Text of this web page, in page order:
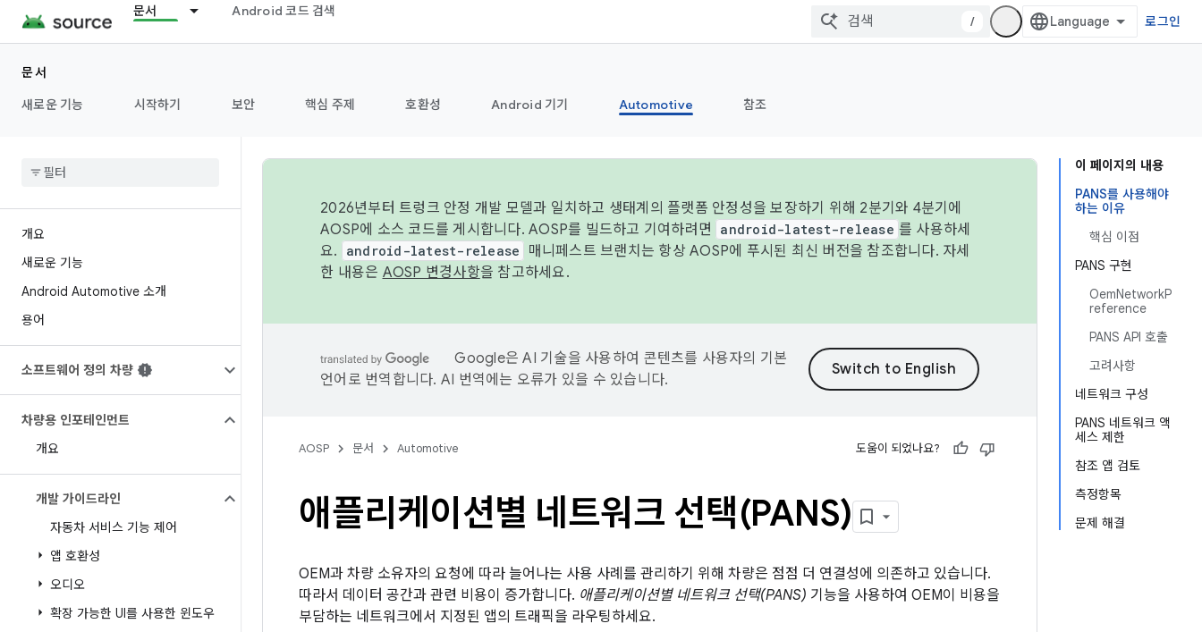
문서 Android 코드 검색
/ 로그인
문서
새로운 기능
시작하기 보안 핵심 주제 호환성 Android 기기 Automotive 참조
개요
새로운 기능
Android Automotive 소개
용어
소프트웨어 정의 차량
차량용 인포테인먼트
개요
개발 가이드라인
자동차 서비스 기능 제어
앱 호환성
오디오
확장 가능한 UI를 사용한 윈도우
이 페이지의 내용
PANS를 사용해야
하는 이유
핵심 이점
PANS 구현
OemNetworkP
reference
PANS API 호출
고려사항
네트워크 구성
PANS 네트워크 액
세스 제한
참조 앱 검토
측정항목
문제 해결
2026년부터 트렁크 안정 개발 모델과 일치하고 생태계의 플랫폼 안정성을 보장하기 위해 2분기와 4분기에
AOSP에 소스 코드를 게시합니다. AOSP를 빌드하고 기여하려면
android-latest-release 를 사용하세
요.
android-latest-release
매니페스트 브랜치는 항상 AOSP에 푸시된 최신 버전을 참조합니다. 자세
한 내용은 AOSP 변경사항을 참고하세요.
Google은 AI 기술을 사용하여 콘텐츠를 사용자의 기본
언어로 번역합니다. AI 번역에는 오류가 있을 수 있습니다.
AOSP 문서 Automotive 도움이 되었나요?
애플리케이션별 네트워크 선택(PANS)
OEM과 차량 소유자의 요청에 따라 늘어나는 사용 사례를 관리하기 위해 차량은 점점 더 연결성에 의존하고 있습니다.
따라서 데이터 공간과 관련 비용이 증가합니다. 애플리케이션별 네트워크 선택(PANS) 기능을 사용하여 OEM이 비용을
부담하는 네트워크에서 지정된 앱의 트래픽을 라우팅하세요.